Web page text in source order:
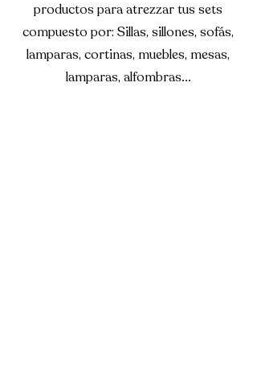
productos para atrezzar tus sets
compuesto por: Sillas, sillones, sofás,
lamparas, cortinas, muebles, mesas,
lamparas, alfombras...